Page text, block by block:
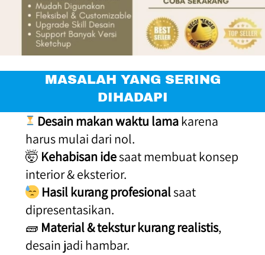
DIHADAPI
Desain makan waktu lama karena
harus mulai dari nol.
🤯 Kehabisan ide saat membuat konsep
interior & eksterior.
Hasil kurang profesional saat
dipresentasikan.
🧱 Material & tekstur kurang realistis,
desain jadi hambar.